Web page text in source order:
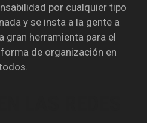
por cualquier tipo
y se insta a la gente a
gran herramienta para el
de organización en